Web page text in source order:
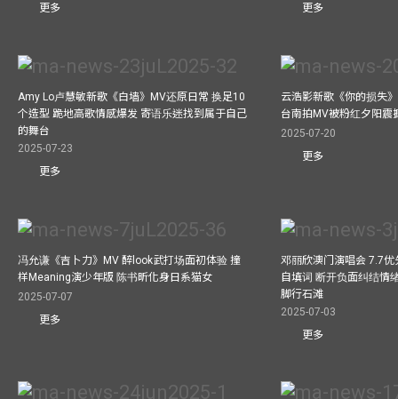
更多
更多
Amy Lo卢慧敏新歌《白墙》MV还原日常 换足10
个造型 跪地高歌情感爆发 寄语乐迷找到属于自己
的舞台
2025-07-23
更多
云浩影新歌《你的损失
台南拍MV被粉红夕阳震
2025-07-20
更多
冯允谦《吉卜力》MV 醉look武打场面初体验 撞
样Meaning演少年版 陈书昕化身日系猫女
2025-07-07
更多
邓丽欣澳门演唱会 7.7
自填词 断开负面纠结情
脚行石滩
2025-07-03
更多